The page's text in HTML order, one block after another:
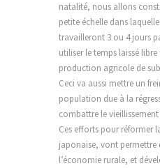
natalité, nous allons
petite échelle dans
travailleront 3 ou 4 jours
utiliser le temps laissé
production agricole de
Ceci va aussi mettre un
population due à la
combattre le
Ces efforts pour réformer
japonaise, vont permettre
l’économie rurale, et